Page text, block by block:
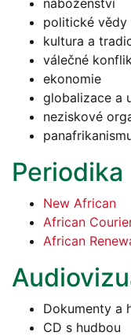
politické vědy
kultura a
válečné
ekonomie
globalizace a
neziskové
Periodika
New African
African
African
Dokumenty a
CD s hudbou